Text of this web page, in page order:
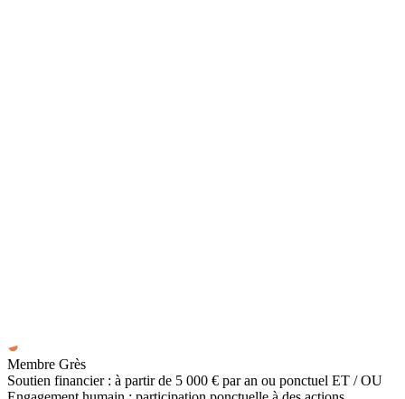
Membre Grès
Soutien financier : à partir de 5 000 € par an ou ponctuel ET / OU